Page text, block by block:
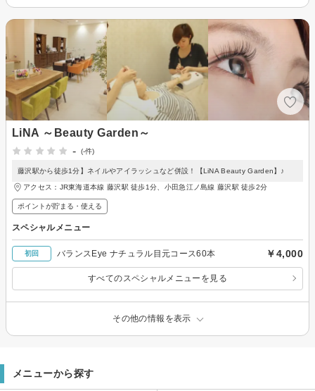
LiNA ～Beauty Garden～
-
(-件)
藤沢駅から徒歩1分】ネイルやアイラッシュなど併設！【LiNA Beauty Garden】♪
アクセス：JR東海道本線 藤沢駅 徒歩1分、小田急江ノ島線 藤沢駅 徒歩2分
ポイントが貯まる・使える
スペシャルメニュー
初回 バランスEye ナチュラル目元コース60本 ￥4,000
すべてのスペシャルメニューを見る
その他の情報を表示
メニューから探す